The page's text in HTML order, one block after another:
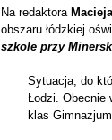
Na redaktora
obszaru łódzkiej
szkole przy
Sytuacja, do
Łodzi. Obecnie
klas